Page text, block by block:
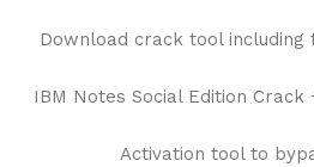
Download crack tool
IBM Notes Social Edition Crack
Activation tool to